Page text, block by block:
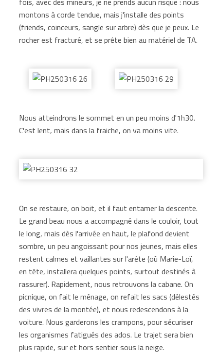
montons à corde tendue, mais j'installe des points
(friends, coinceurs, sangle sur arbre) dès que je peux. Le
rocher est fracturé, et se prête bien au matériel de TA.
Nous atteindrons le sommet en un peu moins d'1h30.
C'est lent, mais dans la fraiche, on va moins vite.
On se restaure, on boit, et il faut entamer la descente.
Le grand beau nous a accompagné dans le couloir, tout
le long, mais dès l'arrivée en haut, le plafond devient
sombre, un peu angoissant pour nos jeunes, mais elles
restent calmes et vaillantes sur l'arête (où Marie-Loï,
en tête, installera quelques points, surtout destinés à
rassurer). Rapidement, nous retrouvons la cabane. On
picnique, on fait le ménage, on refait les sacs (délestés
des vivres de la montée), et nous redescendons à la
voiture. Nous garderons les crampons, pour sécuriser
les organismes fatigués des ados. Le trajet sera bien
plus rapide, sur et hors sentier sous la neige.